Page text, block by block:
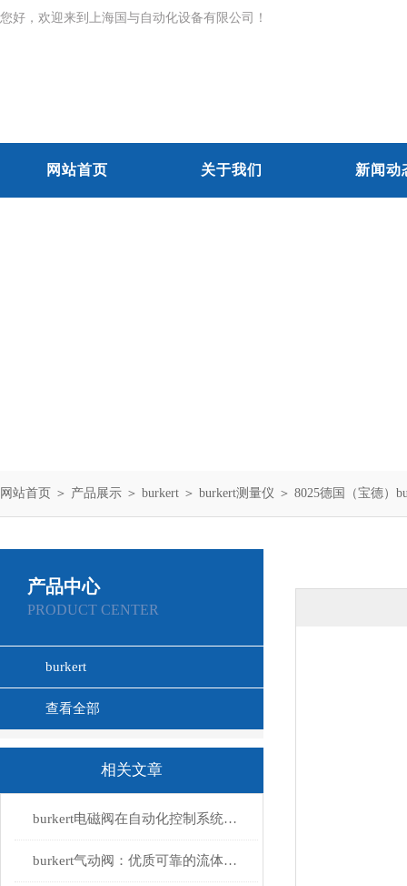
您好，欢迎来到上海国与自动化设备有限公司！
网站首页 关于我们 新闻动
网站首页 ＞ 产品展示 ＞ burkert ＞ burkert测量仪 ＞ 8025德国（宝德）
产品中心
PRODUCT CENTER
burkert
查看全部
相关文章
burkert电磁阀在自动化控制系统中的应用
burkert气动阀：优质可靠的流体控制解决方案